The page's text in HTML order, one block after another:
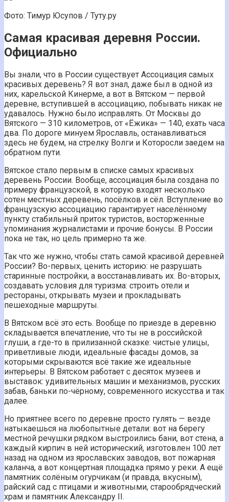
Фото: Тимур Юсупов / Туту.ру
Самая красивая деревня России.
Официально
Вы знали, что в России существует Ассоциация самых
красивых деревень? Я вот знал, даже был в одной из
них, карельской Кинерме, а вот в Вятском — первой
деревне, вступившей в ассоциацию, побывать никак не
удавалось. Нужно было исправлять. От Москвы до
Вятского — 310 километров, от «Ёжика» — 140, ехать часа
два. По дороге минуем Ярославль, останавливаться
здесь не будем, на стрелку Волги и Которосли заедем на
обратном пути.
Вятское стало первым в списке самых красивых
деревень России. Вообще, ассоциация была создана по
примеру французской, в которую входят несколько
сотен местных деревень, посёлков и сёл. Вступление во
французскую ассоциацию гарантирует населённому
пункту стабильный приток туристов, восторженные
упоминания журналистами и прочие бонусы. В России
пока не так, но цель примерно та же.
Так что же нужно, чтобы стать самой красивой деревней
России? Во-первых, ценить историю: не разрушать
старинные постройки, а восстанавливать их. Во-вторых,
создавать условия для туризма: строить отели и
рестораны, открывать музеи и прокладывать
пешеходные маршруты.
В Вятском всё это есть. Вообще по приезде в деревню
складывается впечатление, что ты не в российской
глуши, а где-то в прилизанной сказке: чистые улицы,
приветливые люди, идеальные фасады домов, за
которыми скрываются всё такие же идеальные
интерьеры. В Вятском работает с десяток музеев и
выставок: удивительных машин и механизмов, русских
забав, баньки по-чёрному, современного искусства и так
далее.
Но приятнее всего по деревне просто гулять — везде
натыкаешься на любопытные детали: вот на берегу
местной речушки рядком выстроились бани, вот стена, а
каждый кирпич в ней исторический, изготовлен 100 лет
назад на одном из ярославских заводов, вот пожарная
каланча, а вот концертная площадка прямо у реки. А ещё
памятник солёным огурчикам (и правда, вкусным),
райский сад с птицами и животными, старообрядческий
храм и памятник Александру II.